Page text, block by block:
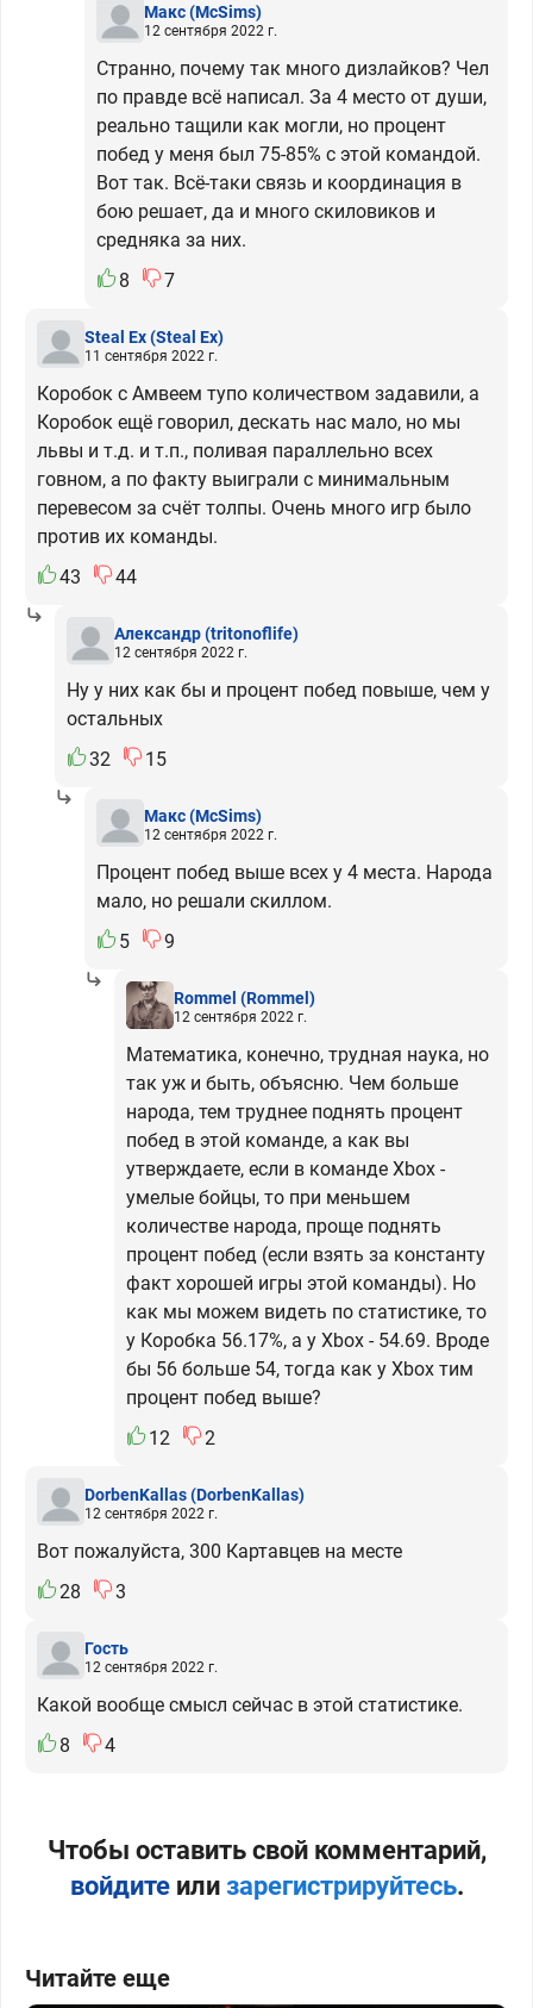
Макс(McSims)
12 сентября 2022 г.
Странно, почему так много дизлайков? Чел
по правде всё написал. За 4 место от души,
реально тащили как могли, но процент
побед у меня был 75-85% с этой командой.
Вот так. Всё-таки связь и координация в
бою решает, да и много скиловиков и
средняка за них.
8
7
Steal Ex(Steal Ex)
11 сентября 2022 г.
Коробок с Амвеем тупо количеством задавили, а
Коробок ещё говорил, дескать нас мало, но мы
львы и т.д. и т.п., поливая параллельно всех
говном, а по факту выиграли с минимальным
перевесом за счёт толпы. Очень много игр было
против их команды.
43
44
Александр(tritonoflife)
12 сентября 2022 г.
Ну у них как бы и процент побед повыше, чем у
остальных
32
15
Макс(McSims)
12 сентября 2022 г.
Процент побед выше всех у 4 места. Народа
мало, но решали скиллом.
5
9
Rommel (Rommel)
12 сентября 2022 г.
Математика, конечно, трудная наука, но
так уж и быть, объясню. Чем больше
народа, тем труднее поднять процент
побед в этой команде, а как вы
утверждаете, если в команде Xbox -
умелые бойцы, то при меньшем
количестве народа, проще поднять
процент побед (если взять за константу
факт хорошей игры этой команды). Но
как мы можем видеть по статистике, то
у Коробка 56.17%, а у Xbox - 54.69. Вроде
бы 56 больше 54, тогда как у Xbox тим
процент побед выше?
12
2
DorbenKallas(DorbenKallas)
12 сентября 2022 г.
Вот пожалуйста, 300 Картавцев на месте
28
3
Гость
12 сентября 2022 г.
Какой вообще смысл сейчас в этой статистике.
8
4
Чтобы оставить свой комментарий,
войдитеили зарегистрируйтесь.
Читайте еще